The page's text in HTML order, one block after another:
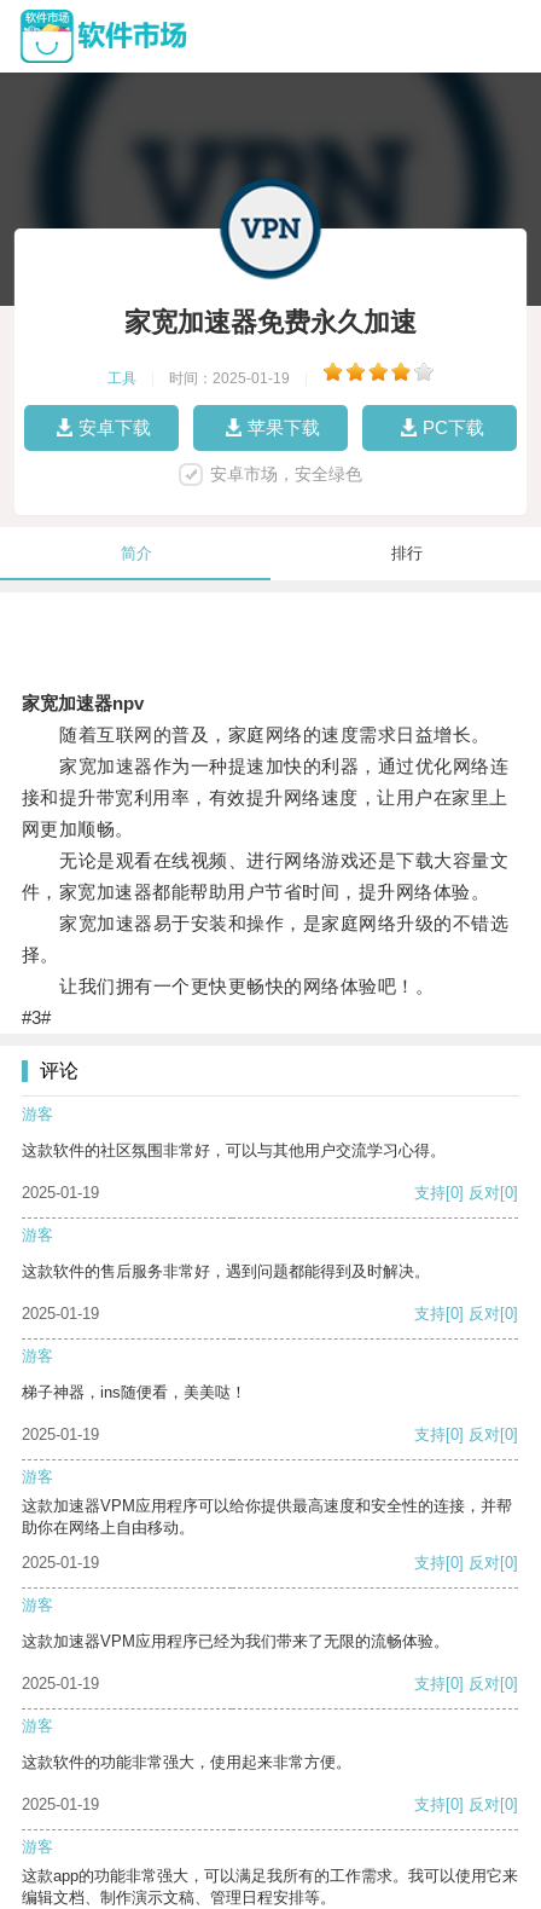
家宽加速器免费永久加速
工具 时间：2025-01-19
安卓下载 苹果下载 PC下载
安卓市场，安全绿色
简介 排行
家宽加速器npv
随着互联网的普及，家庭网络的速度需求日益增长。
家宽加速器作为一种提速加快的利器，通过优化网络连
接和提升带宽利用率，有效提升网络速度，让用户在家里上
网更加顺畅。
无论是观看在线视频、进行网络游戏还是下载大容量文
件，家宽加速器都能帮助用户节省时间，提升网络体验。
家宽加速器易于安装和操作，是家庭网络升级的不错选
择。
让我们拥有一个更快更畅快的网络体验吧！。
#3#
评论
游客
这款软件的社区氛围非常好，可以与其他用户交流学习心得。
2025-01-19 支持[0] 反对[0]
游客
这款软件的售后服务非常好，遇到问题都能得到及时解决。
2025-01-19 支持[0] 反对[0]
游客
梯子神器，ins随便看，美美哒！
2025-01-19 支持[0] 反对[0]
游客
这款加速器VPM应用程序可以给你提供最高速度和安全性的连接，并帮
助你在网络上自由移动。
2025-01-19
支持[0] 反对[0]
游客
这款加速器VPM应用程序已经为我们带来了无限的流畅体验。
2025-01-19 支持[0] 反对[0]
游客
这款软件的功能非常强大，使用起来非常方便。
2025-01-19 支持[0] 反对[0]
游客
这款app的功能非常强大，可以满足我所有的工作需求。我可以使用它来
编辑文档、制作演示文稿、管理日程安排等。